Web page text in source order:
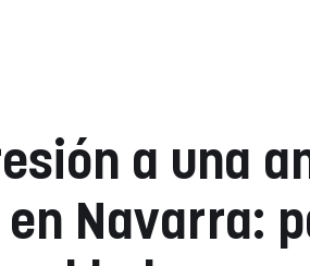
a una
Navarra: